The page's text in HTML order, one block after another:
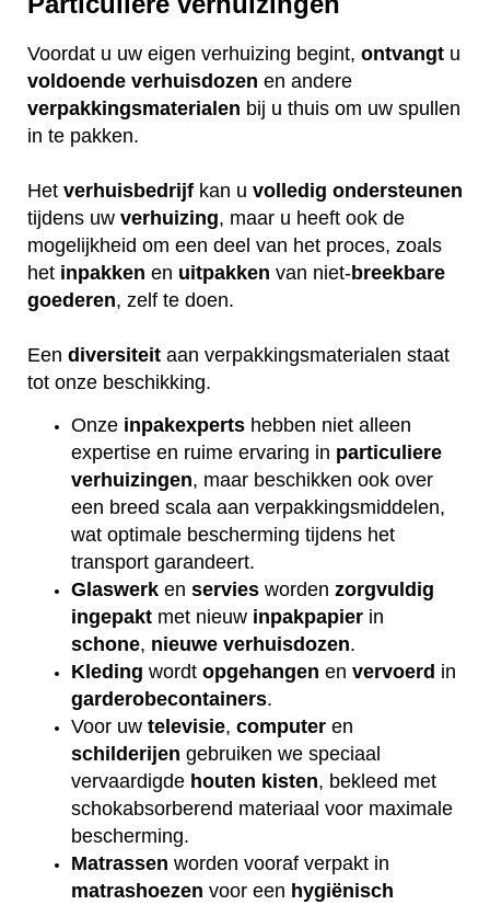
Voordat u uw eigen verhuizing begint, ontvangt u
voldoende verhuisdozen en andere
verpakkingsmaterialen bij u thuis om uw spullen
in te pakken.
Het verhuisbedrijf kan u volledig ondersteunen
tijdens uw verhuizing, maar u heeft ook de
mogelijkheid om een deel van het proces, zoals
het inpakken en uitpakken van niet-breekbare
goederen, zelf te doen.
Een diversiteit aan verpakkingsmaterialen staat
tot onze beschikking.
Onze inpakexperts hebben niet alleen
expertise en ruime ervaring in particuliere
verhuizingen, maar beschikken ook over
een breed scala aan verpakkingsmiddelen,
wat optimale bescherming tijdens het
transport garandeert.
Glaswerk en servies worden zorgvuldig
ingepakt met nieuw inpakpapier in
schone, nieuwe verhuisdozen.
Kleding wordt opgehangen en vervoerd in
garderobecontainers.
Voor uw televisie, computer en
schilderijen gebruiken we speciaal
vervaardigde houten kisten, bekleed met
schokabsorberend materiaal voor maximale
bescherming.
Matrassen worden vooraf verpakt in
matrashoezen voor een hygiënisch